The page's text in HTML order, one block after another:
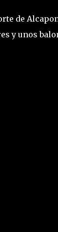
de
y unos